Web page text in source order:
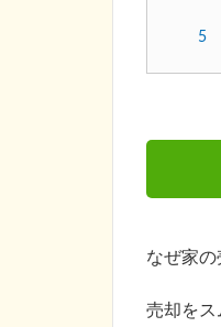
5
なぜ家の
売却をス